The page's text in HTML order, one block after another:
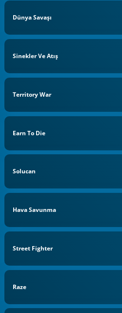
Dünya Savaşı
Sinekler Ve Atış
Territory War
Earn To Die
Solucan
Hava Savunma
Street Fighter
Raze